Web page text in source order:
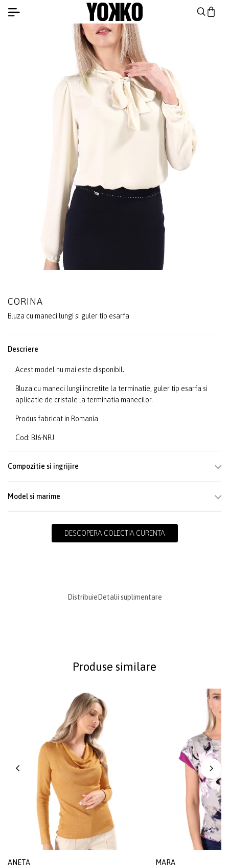
CORINA
Bluza cu maneci lungi si guler tip esarfa
Descriere
Acest model nu mai este disponibil.
Bluza cu maneci lungi incretite la terminatie, guler tip esarfa si
aplicatie de cristale la terminatia manecilor.
Produs fabricat in Romania
Cod: BJ6-NRJ
Compozitie si ingrijire
Model si marime
DESCOPERA COLECTIA CURENTA
Distribuie Detalii suplimentare
Produse similare
ANETA
MARA